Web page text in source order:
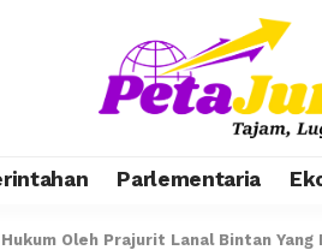
Parlementaria
Oleh Prajurit Lanal Bintan